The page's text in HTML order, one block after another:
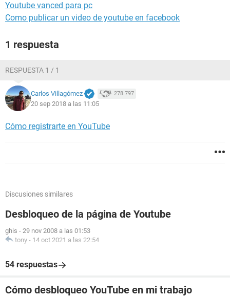
Youtube vanced para pc
Como publicar un video de youtube en facebook
1 respuesta
RESPUESTA 1 / 1
Carlos Villagómez 278.797
20 sep 2018 a las 11:05
Cómo registrarte en YouTube
Discusiones similares
Desbloqueo de la página de Youtube
ghis - 29 nov 2008 a las 01:53
tony - 14 oct 2021 a las 22:54
54 respuestas
Cómo desbloqueo YouTube en mi trabajo